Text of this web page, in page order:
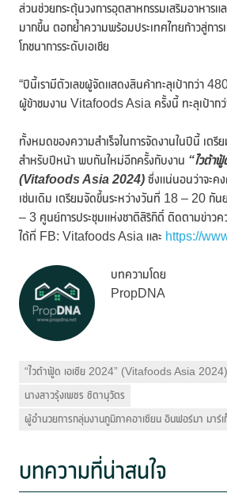
ส่วนช่วยกระตุ้นวงการอุตสาหกรรมเสริมอาหารแ
มากขึ้น ตอกย้ำความพร้อมประเทศไทยก้าวสู่กา
โภชนาการระดับเอเชีย
“ปีนี้เรามีตัวเลขผู้จัดแสดงสินค้าทะลุเป้ากว่า
ผู้ข้าชมงาน Vitafoods Asia ครั้งนี้ ทะลุเป้าก
ทั้งหมดของความสำเร็จในการจัดงานในปีนี้ เตรี
สำหรับปีหน้า พบกันใหม่อีกครั้งกับงาน “ไวต้าฟู้
(Vitafoods Asia 2024) ซึ่งแน่นอนว่าจะค
เช่นเดิม เตรียมจัดขึ้นระหว่างวันที่ 18 – 20
– 3 ศูนย์การประชุมแห่งชาติสิริกิติ์ ติดตามข่าวค
ได้ที่ FB: Vitafoods Asia และ https://
บทความโดย
PropDNA
“ไวต้าฟู้ด เอเชีย 2024” (Vitafoods Asia 2024)
นางสาวรุ้งเพชร ชิตานุวัตร
ผู้อำนวยการกลุ่มงานภูมิภาคอาเซียน อินฟอร์มา มาร์เ
บทความที่น่าสนใจ